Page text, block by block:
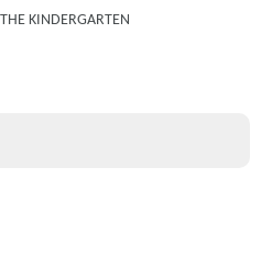
KINDERGARTEN